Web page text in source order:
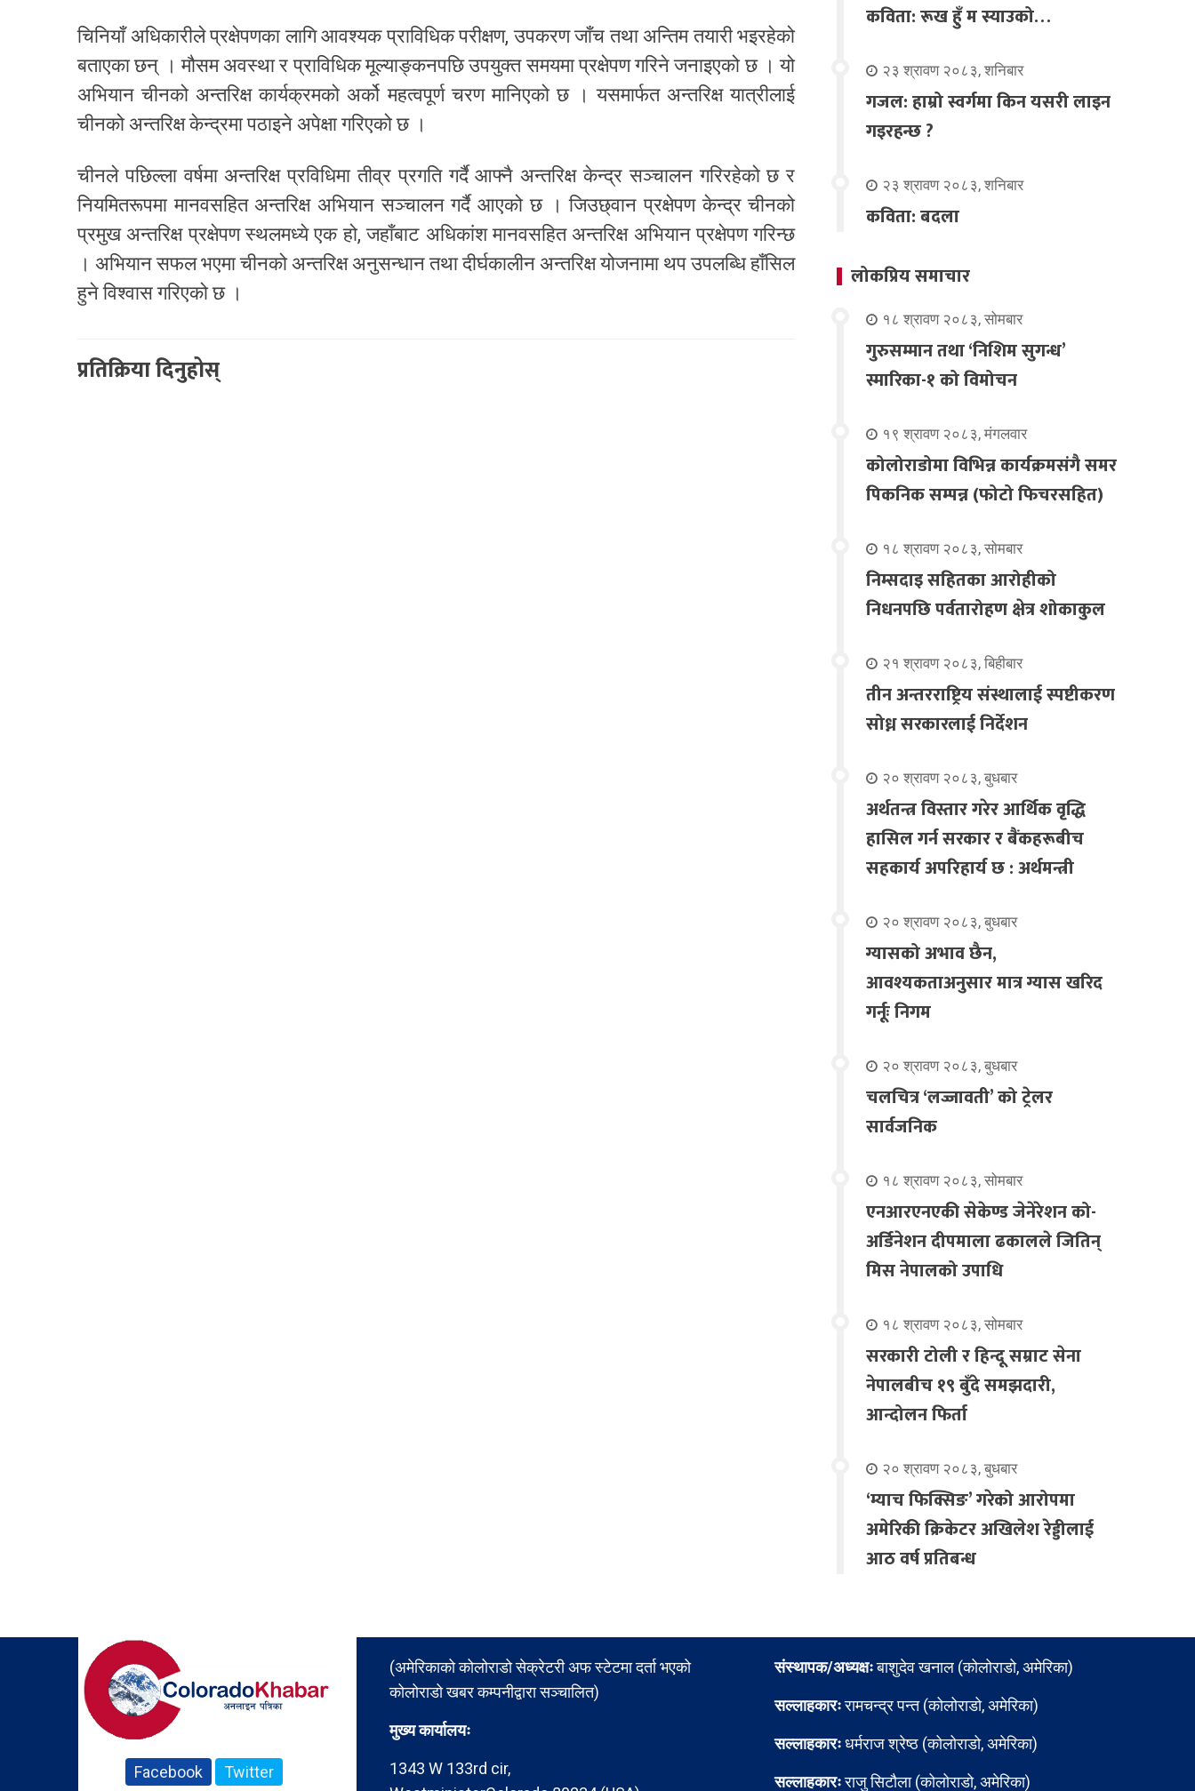
चिनियाँ अधिकारीले प्रक्षेपणका लागि आवश्यक प्राविधिक परीक्षण, उपकरण जाँच तथा अन्तिम तयारी भइरहेको
बताएका छन् । मौसम अवस्था र प्राविधिक मूल्याङ्कनपछि उपयुक्त समयमा प्रक्षेपण गरिने जनाइएको छ । यो
अभियान चीनको अन्तरिक्ष कार्यक्रमको अर्को महत्वपूर्ण चरण मानिएको छ । यसमार्फत अन्तरिक्ष यात्रीलाई
चीनको अन्तरिक्ष केन्द्रमा पठाइने अपेक्षा गरिएको छ ।
चीनले पछिल्ला वर्षमा अन्तरिक्ष प्रविधिमा तीव्र प्रगति गर्दै आफ्नै अन्तरिक्ष केन्द्र सञ्चालन गरिरहेको छ र
नियमितरूपमा मानवसहित अन्तरिक्ष अभियान सञ्चालन गर्दै आएको छ । जिउछ्वान प्रक्षेपण केन्द्र चीनको
प्रमुख अन्तरिक्ष प्रक्षेपण स्थलमध्ये एक हो, जहाँबाट अधिकांश मानवसहित अन्तरिक्ष अभियान प्रक्षेपण गरिन्छ
। अभियान सफल भएमा चीनको अन्तरिक्ष अनुसन्धान तथा दीर्घकालीन अन्तरिक्ष योजनामा थप उपलब्धि हाँसिल
हुने विश्वास गरिएको छ ।
प्रतिक्रिया दिनुहोस्
कविता: रूख हुँ म स्याउको…
२३ श्रावण २०८३, शनिबार
गजल: हाम्रो स्वर्गमा किन यसरी लाइन
गइरहन्छ ?
२३ श्रावण २०८३, शनिबार
कविता: बदला
लोकप्रिय समाचार
१८ श्रावण २०८३, सोमबार
गुरुसम्मान तथा ‘निशिम सुगन्ध’
स्मारिका-१ को विमोचन
१९ श्रावण २०८३, मंगलवार
कोलोराडोमा विभिन्न कार्यक्रमसंगै समर
पिकनिक सम्पन्न (फोटो फिचरसहित)
१८ श्रावण २०८३, सोमबार
निम्सदाइ सहितका आरोहीको
निधनपछि पर्वतारोहण क्षेत्र शोकाकुल
२१ श्रावण २०८३, बिहीबार
तीन अन्तरराष्ट्रिय संस्थालाई स्पष्टीकरण
सोध्न सरकारलाई निर्देशन
२० श्रावण २०८३, बुधबार
अर्थतन्त्र विस्तार गरेर आर्थिक वृद्धि
हासिल गर्न सरकार र बैंकहरूबीच
सहकार्य अपरिहार्य छ : अर्थमन्त्री
२० श्रावण २०८३, बुधबार
ग्यासको अभाव छैन,
आवश्यकताअनुसार मात्र ग्यास खरिद
गर्नूः निगम
२० श्रावण २०८३, बुधबार
चलचित्र ‘लज्जावती’ को ट्रेलर
सार्वजनिक
१८ श्रावण २०८३, सोमबार
एनआरएनएकी सेकेण्ड जेनेरेशन को-
अर्डिनेशन दीपमाला ढकालले जितिन्
मिस नेपालको उपाधि
१८ श्रावण २०८३, सोमबार
सरकारी टोली र हिन्दू सम्राट सेना
नेपालबीच १९ बुँदे समझदारी,
आन्दोलन फिर्ता
२० श्रावण २०८३, बुधबार
‘म्याच फिक्सिङ’ गरेको आरोपमा
अमेरिकी क्रिकेटर अखिलेश रेड्डीलाई
आठ वर्ष प्रतिबन्ध
Facebook Twitter
(अमेरिकाको कोलोराडो सेक्रेटरी अफ स्टेटमा दर्ता भएको
कोलोराडो खबर कम्पनीद्वारा सञ्चालित)
मुख्य कार्यालयः
1343 W 133rd cir,
संस्थापक/अध्यक्षःबाशुदेव खनाल (कोलोराडो, अमेरिका)
सल्लाहकारःरामचन्द्र पन्त (कोलोराडो, अमेरिका)
सल्लाहकारःधर्मराज श्रेष्ठ (कोलोराडो, अमेरिका)
सल्लाहकारःराजु सिटौला (कोलोराडो, अमेरिका)